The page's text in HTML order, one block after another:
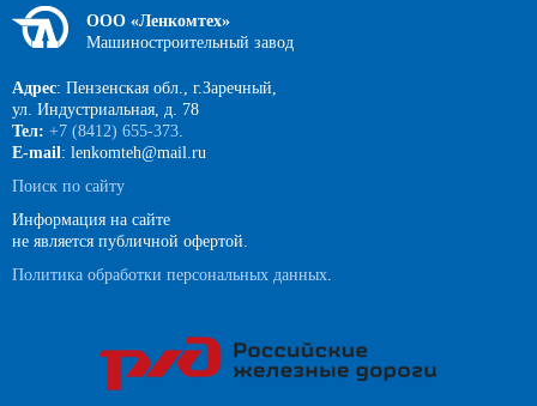
ООО «Ленкомтех»
Машиностроительный завод
Адрес: Пензенская обл., г.Заречный,
ул. Индустриальная, д. 78
Тел: +7 (8412) 655-373.
E-mail: lenkomteh@mail.ru
Поиск по сайту
Информация на сайте
не является публичной офертой.
Политика обработки персональных данных.